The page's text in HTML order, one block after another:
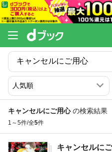
キャンセルにご用心 の検索結果
1～5件/全5件
キャンセルに